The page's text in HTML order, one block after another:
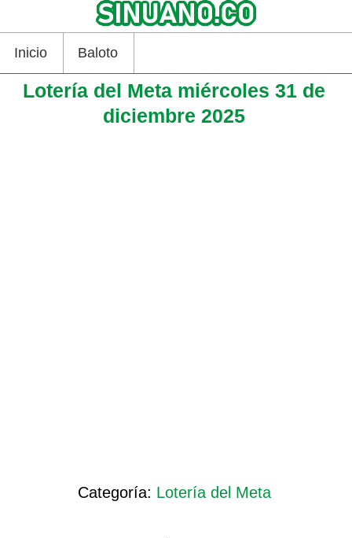
Inicio Baloto
Lotería del Meta miércoles 31 de
diciembre 2025
Categoría: Lotería del Meta